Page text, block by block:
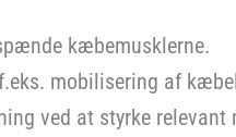
kæbemusklerne.
mobilisering af
ved at styrke relevant